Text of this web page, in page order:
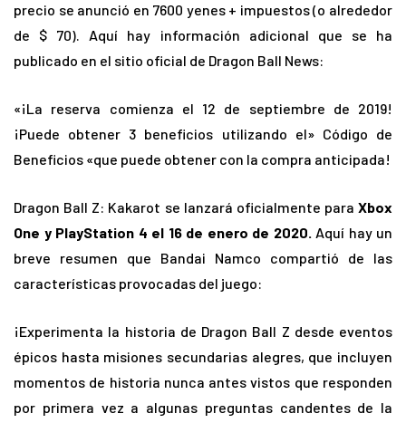
precio se anunció en 7600 yenes + impuestos (o alrededor
de $ 70). Aquí hay información adicional que se ha
publicado en el sitio oficial de Dragon Ball News:
«¡La reserva comienza el 12 de septiembre de 2019!
¡Puede obtener 3 beneficios utilizando el» Código de
Beneficios «que puede obtener con la compra anticipada!
Dragon Ball Z: Kakarot se lanzará oficialmente para Xbox
One y PlayStation 4 el 16 de enero de 2020. Aquí hay un
breve resumen que Bandai Namco compartió de las
características provocadas del juego:
¡Experimenta la historia de Dragon Ball Z desde eventos
épicos hasta misiones secundarias alegres, que incluyen
momentos de historia nunca antes vistos que responden
por primera vez a algunas preguntas candentes de la